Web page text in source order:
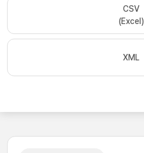
CSV
(Excel)
XML